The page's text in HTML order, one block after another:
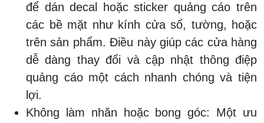
để dán decal hoặc sticker quảng cáo trên
các bề mặt như kính cửa sổ, tường, hoặc
trên sản phẩm. Điều này giúp các cửa hàng
dễ dàng thay đổi và cập nhật thông điệp
quảng cáo một cách nhanh chóng và tiện
lợi.
Không làm nhăn hoặc bong góc:
Một ưu